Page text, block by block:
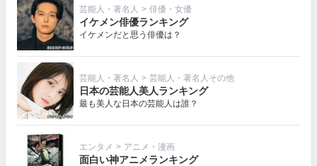
芸能人・著名人 > 俳優・女優
イケメン俳優ランキング
イケメンだと思う俳優は？
芸能人・著名人 > 芸能人・著名人その他
日本の芸能人美人ランキング
最も美人な日本の芸能人は誰？
エンタメ > アニメ・漫画
面白い神アニメランキング